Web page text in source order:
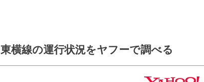
東横線の運行状況をヤフーで調べる